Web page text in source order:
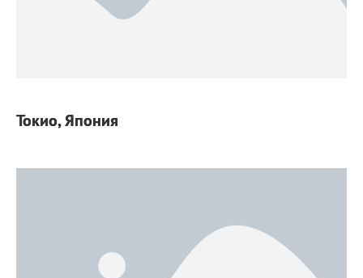
Токио, Япония